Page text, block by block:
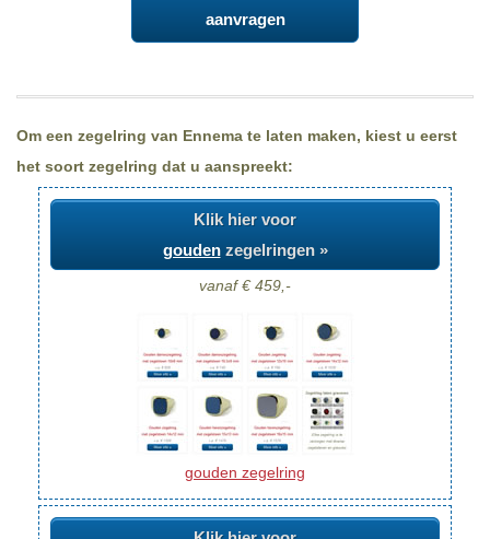
aanvragen
Om een zegelring van Ennema te laten maken, kiest u eerst
het soort zegelring dat u aanspreekt:
Klik hier voor
goudenzegelringen »
vanaf € 459,-
gouden zegelring